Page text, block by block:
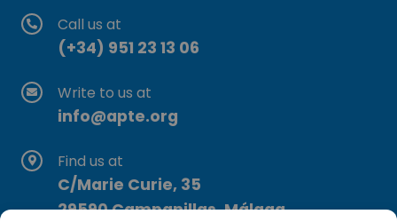
Call us at
(+34) 951 23 13 06
Write to us at
info@apte.org
Find us at
C/Marie Curie, 35
29590 Campanillas, Málaga